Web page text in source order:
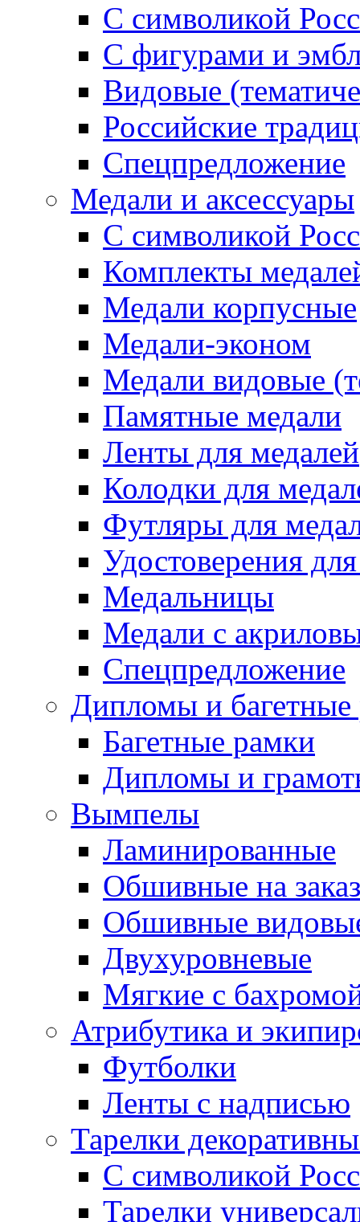
С символикой
С фигурами и
Видовые
Российские
Спецпредложение
Медали и аксессуары
С символикой
Комплекты
Медали корпусные
Медали-эконом
Медали видовые
Памятные медали
Ленты для медалей
Колодки для
Футляры для
Удостоверения
Медальницы
Медали с
Спецпредложение
Дипломы и багетные
Багетные рамки
Дипломы и
Вымпелы
Ламинированные
Обшивные на заказ
Обшивные
Двухуровневые
Мягкие с
Атрибутика и
Футболки
Ленты с надписью
Тарелки
С символикой
Тарелки